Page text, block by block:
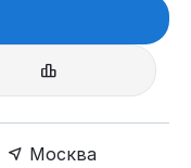
Москва